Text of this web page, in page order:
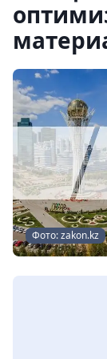
Фото: zakon.kz